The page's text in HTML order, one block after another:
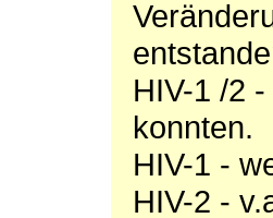
HIV-1 /2
konnten.
HIV-1 -
HIV-2 -